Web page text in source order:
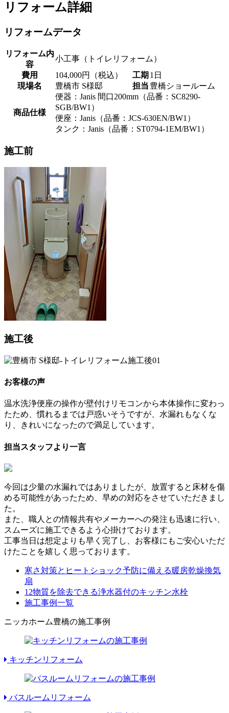
リフォーム詳細
リフォームデータ
リフォーム内
容
小工事（トイレリフォーム）
費用
104,000円（税込） 工期 1日
現場名
豊橋市 S様邸 担当 豊橋ショールーム
商品仕様
便器：Janis 間口200mm（品番：SC8290-
SGB/BW1）
便座：Janis（品番：JCS-630EN/BW1）
タンク：Janis（品番：ST0794-1EM/BW1）
施工前
施工後
お客様の声
温水洗浄便座の操作が壁付けリモコンから本体操作に変わっ
たため、慣れるまでは戸惑いそうですが、水漏れもなくな
り、きれいになったので満足しています。
担当スタッフより一言
今回は少量の水漏れではありましたが、放置すると床材を傷
める可能性があったため、早めの対応をさせていただきまし
た。
また、職人との情報共有やメーカーへの発注も迅速に行い、
スムーズに施工できるよう心掛けております。
工事当日は想定よりも早く完了し、お客様にもご安心いただ
けたことを嬉しく思っております。
寒さ対策とヒートショック予防に備える暖房乾燥換気
扇
12物質を除去できる浄水器付のキッチン水栓
施工事例一覧
ニッカホーム豊橋の施工事例
キッチンリフォーム
バスルームリフォーム